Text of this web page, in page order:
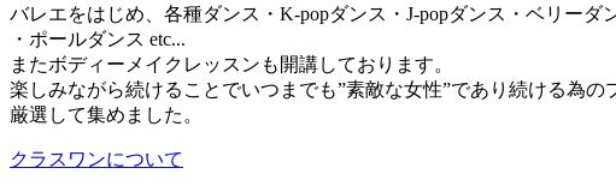
バレエをはじめ、各種ダンス・K-popダンス・J-popダンス・ベリー
・ポールダンス etc...
またボディーメイクレッスンも開講しております。
楽しみながら続けることでいつまでも”素敵な女性”であり続ける為の
厳選して集めました。
クラスワンについて